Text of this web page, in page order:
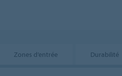
Zones d’entrée Durabilité